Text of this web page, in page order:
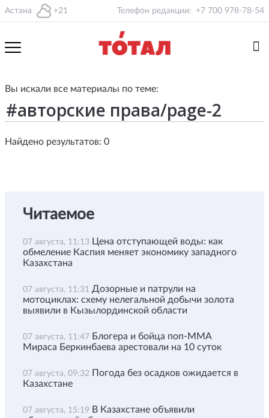
Астана +21 Телефон редакции: +7 700 978-78-54
Вы искали все материалы по теме:
Найдено результатов: 0
Читаемое
07 августа, 11:13 Цена отступающей воды: как
обмеление Каспия меняет экономику западного
Казахстана
07 августа, 11:31 Дозорные и патрули на
мотоциклах: схему нелегальной добычи золота
выявили в Кызылординской области
07 августа, 11:47 Блогера и бойца поп-ММА
Мираса Беркинбаева арестовали на 10 суток
07 августа, 09:32 Погода без осадков ожидается в
Казахстане
07 августа, 15:19 В Казахстане объявили